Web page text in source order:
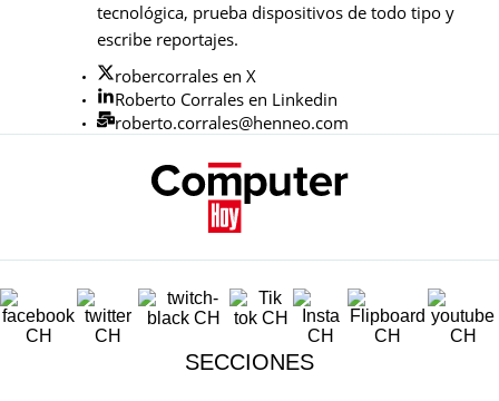
tecnológica, prueba dispositivos de todo tipo y
escribe reportajes.
robercorrales en X
Roberto Corrales en Linkedin
roberto.corrales@henneo.com
SECCIONES